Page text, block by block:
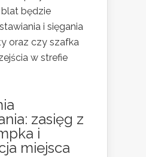
będzie
i sięgania
oraz czy szafka
w strefie
zasięg z
i
miejsca